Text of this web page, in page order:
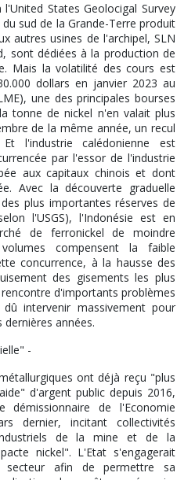
States Geolocigal Survey
du sud de la Grande-Terre produit
autres usines de l'archipel, SLN
sont dédiées à la production de
Mais la volatilité des cours est
dollars en janvier 2023 au
une des principales bourses
tonne de nickel n'en valait plus
de la même année, un recul
l'industrie calédonienne est
par l'essor de l'industrie
aux capitaux chinois et dont
Avec la découverte graduelle
plus importantes réserves de
l'USGS), l'Indonésie est en
de ferronickel de moindre
compensent la faible
concurrence, à la hausse des
des gisements les plus
d'importants problèmes
intervenir massivement pour
années.
-
ont déjà reçu "plus
d'argent public depuis 2016,
démissionnaire de l'Economie
dernier, incitant collectivités
de la mine et de la
nickel". L'Etat s'engagerait
afin de permettre sa